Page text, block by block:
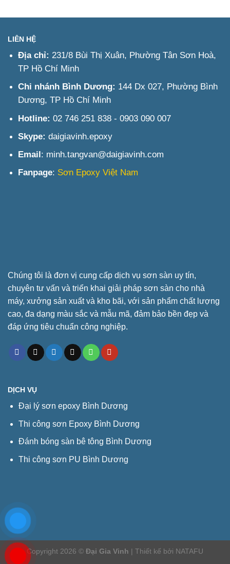
tại
công
An
năm
Chúng tôi là đơn vị cung cấp dịch vụ sơn sàn uy tín,
chuyên tư vấn và triển khai giải pháp sơn sàn cho nhà
máy, xưởng sản xuất và kho bãi, với sản phẩm chất lượng
cao, đa dạng màu sắc và mẫu mã, đảm bảo bền đẹp và
đáp ứng tiêu chuẩn công nghiệp.
LIÊN HỆ
Địa chỉ: 231/8 Bùi Thị Xuân, Phường Tân Sơn Hoà,
TP Hồ Chí Minh
Chi nhánh Bình Dương: 144 Dx 027, Phường Bình
Dương, TP Hồ Chí Minh
Hotline: 02 746 251 838 - 0903 090 007
Skype: daigiavinh.epoxy
Email: minh.tangvan@daigiavinh.com
Fanpage: Sơn Epoxy Việt Nam
DỊCH VỤ
Đại lý sơn epoxy Bình Dương
Thi công sơn Epoxy Bình Dương
Đánh bóng sàn bê tông Bình Dương
Thi công sơn PU Bình Dương
Copyright 2026 © Đại Gia Vinh | Thiết kế bởi NATAFU